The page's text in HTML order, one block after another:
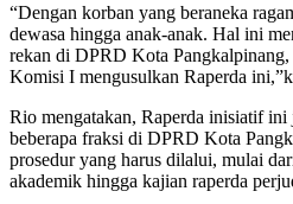
“Dengan korban yang beraneka
dewasa hingga anak-anak. Hal ini
rekan di DPRD Kota
Komisi I mengusulkan Raperda
Rio mengatakan, Raperda inisiatif ini
beberapa fraksi di DPRD Kota
prosedur yang harus dilalui, mulai
akademik hingga kajian raperda